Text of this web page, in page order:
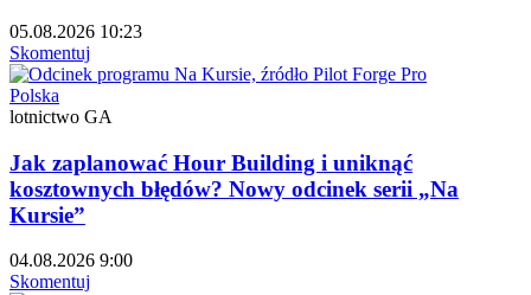
05.08.2026 10:23
Skomentuj
Polska
lotnictwo GA
Jak zaplanować Hour Building i uniknąć
kosztownych błędów? Nowy odcinek serii „Na
Kursie”
04.08.2026 9:00
Skomentuj